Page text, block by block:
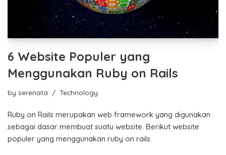
6 Website Populer yang
Menggunakan Ruby on Rails
by serenata Technology
Ruby on Rails merupakan web framework yang digunakan
sebagai dasar membuat suatu website. Berikut website
populer yang menggunakan ruby on rails.